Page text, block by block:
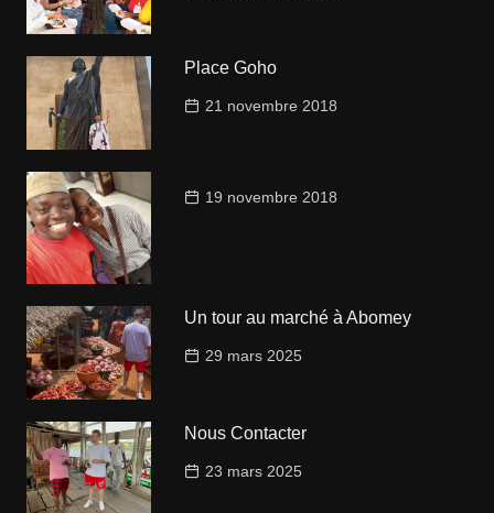
Place Goho
21 novembre 2018
19 novembre 2018
Un tour au marché à Abomey
29 mars 2025
Nous Contacter
23 mars 2025